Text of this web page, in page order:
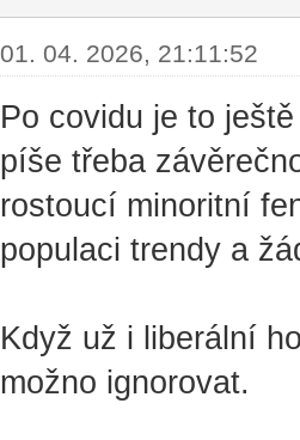
01. 04. 2026, 21:11:52
Po covidu je to
píše třeba
rostoucí minoritní
populaci trendy a
Když už i liberální
možno ignorovat.